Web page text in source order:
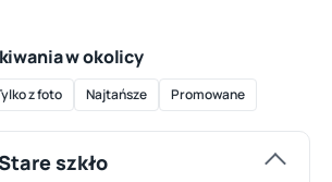
w okolicy
z foto Najtańsze Promowane
szkło